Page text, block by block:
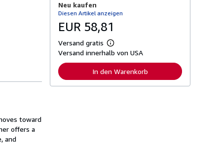
toward
offers a
and
f
o
a
t
n
e
n
Neu kaufen
Diesen Artikel anzeigen
EUR 58,81
Versand gratis
W
e
e
Versand innerhalb von USA
In den Warenkorb